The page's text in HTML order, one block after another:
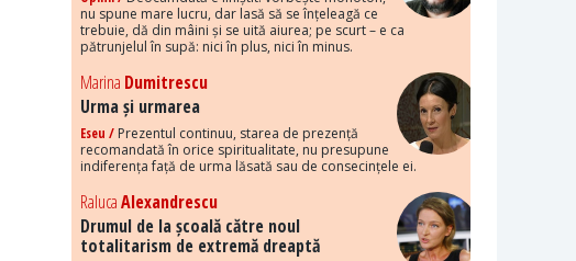
nu spune mare lucru, dar lasă să se înțeleagă ce
trebuie, dă din mâini și se uită aiurea; pe scurt – e ca
pătrunjelul în supă: nici în plus, nici în minus.
Marina Dumitrescu
Urma și urmarea
Eseu / Prezentul continuu, starea de prezență
recomandată în orice spiritualitate, nu presupune
indiferența față de urma lăsată sau de consecințele ei.
RalucaAlexandrescu
Drumul de la școală către noul
totalitarism de extremă dreaptă